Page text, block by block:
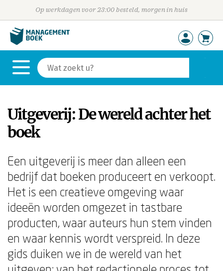
Op werkdagen voor 23:00 besteld, morgen in huis
Uitgeverij: De wereld achter het
boek
Een uitgeverij is meer dan alleen een
bedrijf dat boeken produceert en verkoopt.
Het is een creatieve omgeving waar
ideeën worden omgezet in tastbare
producten, waar auteurs hun stem vinden
en waar kennis wordt verspreid. In deze
gids duiken we in de wereld van het